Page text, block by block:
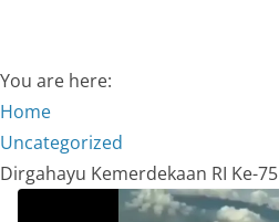
You are here:
Home
Uncategorized
Dirgahayu Kemerdekaan RI Ke-75